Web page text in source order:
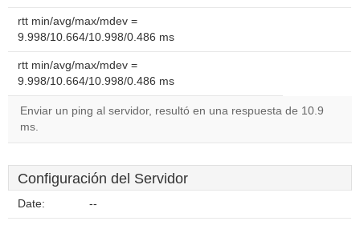
rtt min/avg/max/mdev =
9.998/10.664/10.998/0.486 ms
rtt min/avg/max/mdev =
9.998/10.664/10.998/0.486 ms
Enviar un ping al servidor, resultó en una respuesta de 10.9
ms.
Configuración del Servidor
Date: --